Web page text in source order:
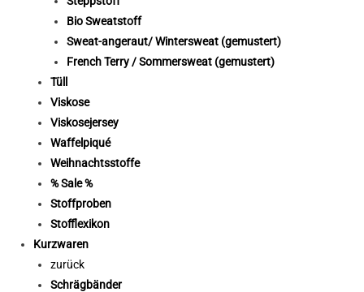
Bio Sweatstoff
Sweat-angeraut/ Wintersweat (gemustert)
French Terry / Sommersweat (gemustert)
Tüll
Viskose
Viskosejersey
Waffelpiqué
Weihnachtsstoffe
% Sale %
Stoffproben
Stofflexikon
Kurzwaren
zurück
Schrägbänder